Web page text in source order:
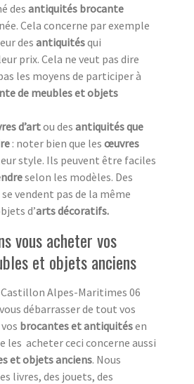
desantiquités brocante
Cela concerne par exemple
des antiquitésqui
prix. Cela ne veut pas dire
les moyens de participer à
de meubles et objets
d’artou des antiquités que
: noter bien que les œuvres
style. Ils peuvent être faciles
selon les modèles. Des
se vendent pas de la même
d’arts décoratifs.
vous acheter vos
et objets anciens
Alpes-Maritimes 06
débarrasser de tout vos
brocantes et antiquitésen
les acheter ceci concerne aussi
et objets anciens. Nous
livres, des jouets, des